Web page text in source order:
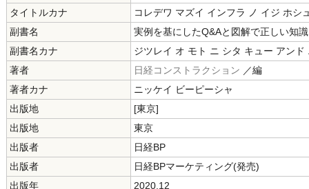
タイトルカナ
コレデワ マズイ インフラ ノ イジ ホシ
副書名
実例を基にしたQ&Aと図解で正しい知
副書名カナ
ジツレイ オ モト ニ シタ キュー アン
著者
日経コンストラクション ／編
著者カナ
ニッケイ ビーピーシャ
出版地
[東京]
出版地
東京
出版者
日経BP
出版者
日経BPマーケティング(発売)
出版年
2020.12